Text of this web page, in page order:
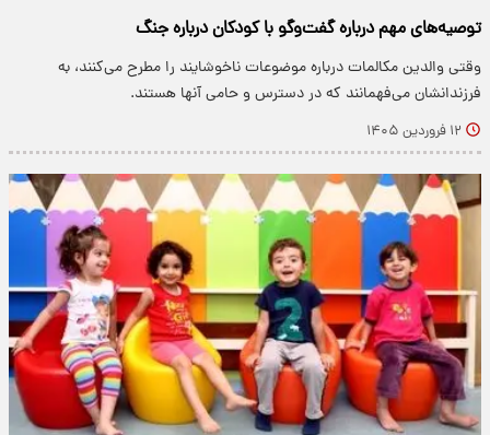
توصیه‌های مهم درباره گفت‌و‌گو با کودکان درباره جنگ
وقتی والدین مکالمات درباره موضوعات ناخوشایند را مطرح می‌کنند، به
فرزندانشان می‌فهمانند که در دسترس و حامی آنها هستند.
۱۲ فروردین ۱۴۰۵